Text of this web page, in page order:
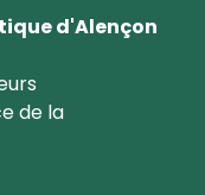
d'Alençon
de la